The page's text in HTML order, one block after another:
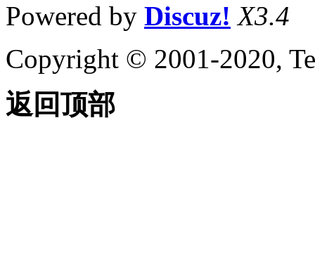
Powered by Discuz! X3.4
Copyright © 2001-2020,
返回顶部